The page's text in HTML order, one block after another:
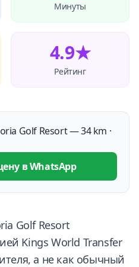
Минуты
4.9★
Рейтинг
Golf Resort — 34 km ·
в WhatsApp
Golf Resort
Kings World Transfer
а не как обычный